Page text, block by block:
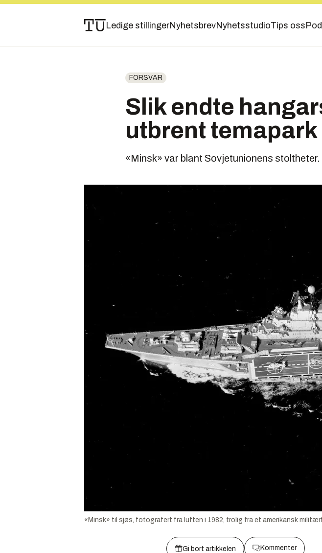
Ledige stillingerNyhetsbrevNyhetsstudioTips oss
FORSVAR
Slik endte
utbrent temapark
«Minsk» var blant Sovjetunionens
«Minsk» til sjøs, fotografert fra luften i 1982, trolig fra et amerikansk
Gi bort artikkelen Kommenter